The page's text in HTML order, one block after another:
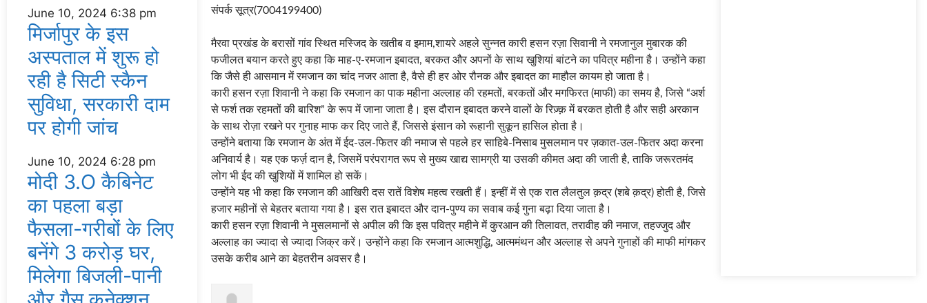
June 10, 2024 6:38 pm
मिर्जापुर के इस
अस्पताल में शुरू हो
रही है सिटी स्कैन
सुविधा, सरकारी दाम
पर होगी जांच
June 10, 2024 6:28 pm
मोदी 3.O कैबिनेट
का पहला बड़ा
फैसला-गरीबों के ल‍िए
बनेंगे 3 करोड़ घर,
म‍िलेगा बिजली-पानी
संपर्क सूत्र(7004199400)
मैरवा प्रखंड के बरासों गांव स्थित मस्जिद के खतीब व इमाम,शायरे अहले सुन्नत कारी हसन रज़ा सिवानी ने रमजानुल मुबारक की
फजीलत बयान करते हुए कहा कि माह-ए-रमजान इबादत, बरकत और अपनों के साथ खुशियां बांटने का पवित्र महीना है। उन्होंने कहा
कि जैसे ही आसमान में रमजान का चांद नजर आता है, वैसे ही हर ओर रौनक और इबादत का माहौल कायम हो जाता है।
कारी हसन रज़ा शिवानी ने कहा कि रमजान का पाक महीना अल्लाह की रहमतों, बरकतों और मगफिरत (माफी) का समय है, जिसे “अर्श
से फर्श तक रहमतों की बारिश” के रूप में जाना जाता है। इस दौरान इबादत करने वालों के रिज़्क़ में बरकत होती है और सही अरकान
के साथ रोज़ा रखने पर गुनाह माफ कर दिए जाते हैं, जिससे इंसान को रूहानी सुकून हासिल होता है।
उन्होंने बताया कि रमजान के अंत में ईद-उल-फितर की नमाज से पहले हर साहिबे-निसाब मुसलमान पर ज़कात-उल-फितर अदा करना
अनिवार्य है। यह एक फर्ज़ दान है, जिसमें परंपरागत रूप से मुख्य खाद्य सामग्री या उसकी कीमत अदा की जाती है, ताकि जरूरतमंद
लोग भी ईद की खुशियों में शामिल हो सकें।
उन्होंने यह भी कहा कि रमजान की आखिरी दस रातें विशेष महत्व रखती हैं। इन्हीं में से एक रात लैलतुल क़द्र (शबे क़द्र) होती है, जिसे
हजार महीनों से बेहतर बताया गया है। इस रात इबादत और दान-पुण्य का सवाब कई गुना बढ़ा दिया जाता है।
कारी हसन रज़ा शिवानी ने मुसलमानों से अपील की कि इस पवित्र महीने में कुरआन की तिलावत, तरावीह की नमाज, तहज्जुद और
अल्लाह का ज्यादा से ज्यादा जिक्र करें। उन्होंने कहा कि रमजान आत्मशुद्धि, आत्ममंथन और अल्लाह से अपने गुनाहों की माफी मांगकर
उसके करीब आने का बेहतरीन अवसर है।